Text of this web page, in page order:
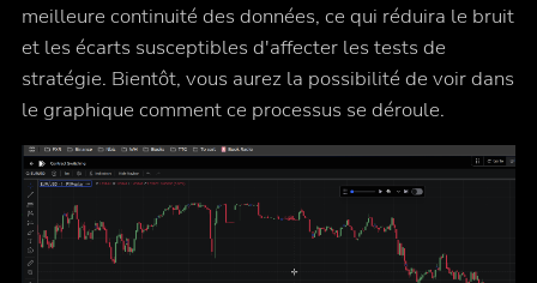
meilleure continuité des données, ce qui réduira le bruit
et les écarts susceptibles d'affecter les tests de
stratégie. Bientôt, vous aurez la possibilité de voir dans
le graphique comment ce processus se déroule.